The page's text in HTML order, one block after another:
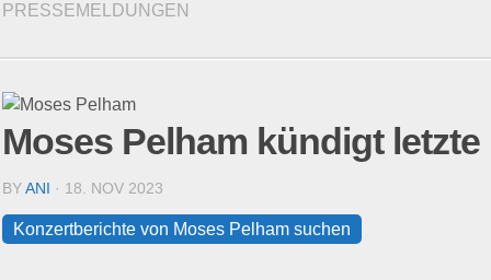
PRESSEMELDUNGEN
Moses Pelham kündigt
BYANI · 18. NOV 2023
Konzertberichte von Moses Pelham suchen